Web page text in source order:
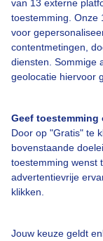
van 13 externe
toestemming. Onze
voor
contentmetingen,
diensten. Sommige
geolocatie hiervoor
Geef
Door op "Gratis" te
bovenstaande
toestemming wenst
advertentievrije
klikken.
Jouw keuze geldt
Over
Contact
Toegankelijkheid